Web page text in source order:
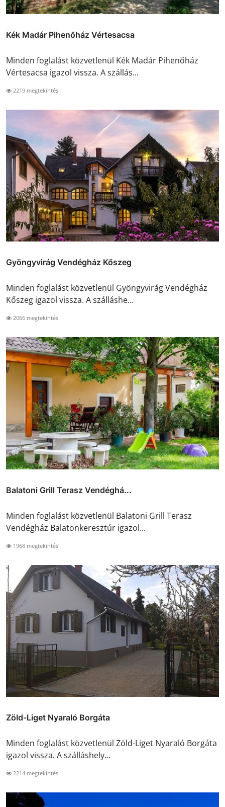
Kék Madár Pihenőház Vértesacsa
Minden foglalást közvetlenül Kék Madár Pihenőház
Vértesacsa igazol vissza. A szállás...
2219 megtekintés
Gyöngyvirág Vendégház Kőszeg
Minden foglalást közvetlenül Gyöngyvirág Vendégház
Kőszeg igazol vissza. A szálláshe...
2066 megtekintés
Balatoni Grill Terasz Vendéghá...
Minden foglalást közvetlenül Balatoni Grill Terasz
Vendégház Balatonkeresztúr igazol...
1968 megtekintés
Zöld-Liget Nyaraló Borgáta
Minden foglalást közvetlenül Zöld-Liget Nyaraló Borgáta
igazol vissza. A szálláshely...
2214 megtekintés